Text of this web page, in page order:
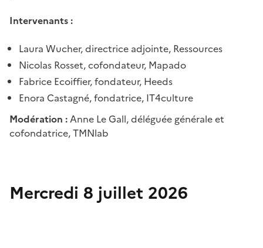
Intervenants :
Laura Wucher, directrice adjointe, Ressources
Nicolas Rosset, cofondateur, Mapado
Fabrice Ecoiffier, fondateur, Heeds
Enora Castagné, fondatrice, IT4culture
Modération :Anne Le Gall, déléguée générale et
cofondatrice, TMNlab
Mercredi 8 juillet 2026